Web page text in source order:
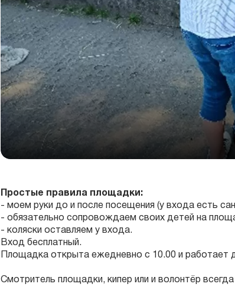
Простые правила площадки:
- моем руки до и после посещения (у входа есть
- обязательно сопровождаем своих детей на
- коляски оставляем у входа.
Вход бесплатный.
Площадка открыта ежедневно с 10.00 и работает
Смотритель площадки, кипер или и волонтёр